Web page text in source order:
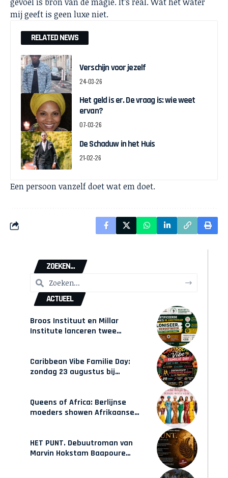
mij geeft is geen luxe niet.
RELATED NEWS
Verschijn voor jezelf
24-03-26
Het geld is er. De vraag is: wie weet
ervan?
07-03-26
De Schaduw in het Huis
21-02-26
Een persoon vanzelf doet wat em doet.
ZOEKEN...
ACTUEEL
Broos Instituut en Millar
Institute lanceren twee
Caribbean Vibe Familie Day:
zondag 23 augustus bij
Queens of Africa: Berlijnse
moeders showen Afrikaanse
HET PUNT. Debuutroman van
Marvin Hokstam Baapoure